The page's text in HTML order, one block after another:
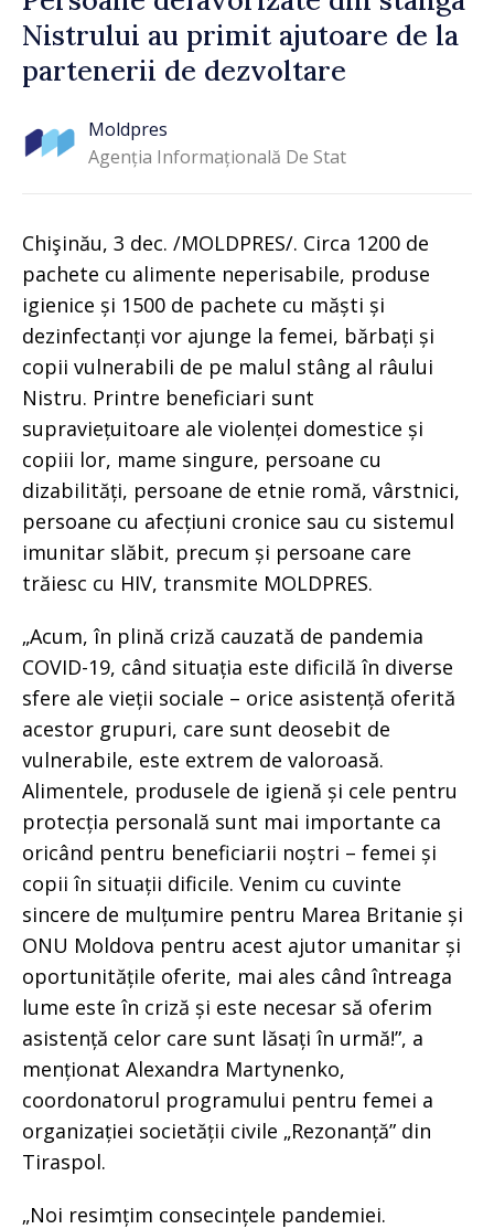
Nistrului au primit ajutoare de la
partenerii de dezvoltare
Moldpres
Agenția Informațională De Stat
Chişinău, 3 dec. /MOLDPRES/. Circa 1200 de
pachete cu alimente neperisabile, produse
igienice și 1500 de pachete cu măști și
dezinfectanți vor ajunge la femei, bărbați și
copii vulnerabili de pe malul stâng al râului
Nistru. Printre beneficiari sunt
supraviețuitoare ale violenței domestice și
copiii lor, mame singure, persoane cu
dizabilități, persoane de etnie romă, vârstnici,
persoane cu afecțiuni cronice sau cu sistemul
imunitar slăbit, precum și persoane care
trăiesc cu HIV, transmite MOLDPRES.
„Acum, în plină criză cauzată de pandemia
COVID-19, când situația este dificilă în diverse
sfere ale vieții sociale – orice asistență oferită
acestor grupuri, care sunt deosebit de
vulnerabile, este extrem de valoroasă.
Alimentele, produsele de igienă și cele pentru
protecția personală sunt mai importante ca
oricând pentru beneficiarii noștri – femei și
copii în situații dificile. Venim cu cuvinte
sincere de mulțumire pentru Marea Britanie și
ONU Moldova pentru acest ajutor umanitar și
oportunitățile oferite, mai ales când întreaga
lume este în criză și este necesar să oferim
asistență celor care sunt lăsați în urmă!”, a
menționat Alexandra Martynenko,
coordonatorul programului pentru femei a
organizației societății civile „Rezonanță” din
Tiraspol.
„Noi resimțim consecințele pandemiei.